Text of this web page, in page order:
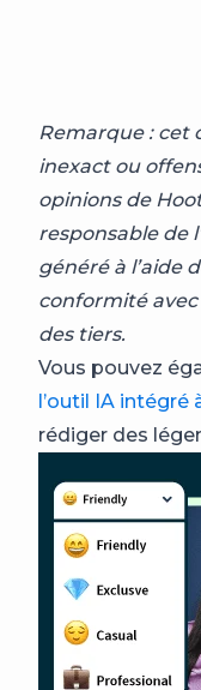
Remarque : cet
inexact ou
opinions de
responsable de
généré à l’aide
conformité avec
des tiers.
Vous pouvez
l’outil IA intégré
rédiger des